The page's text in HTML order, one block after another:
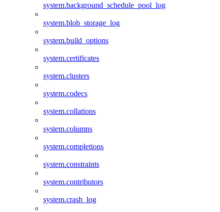
system.background_schedule_pool_log
system.blob_storage_log
system.build_options
system.certificates
system.clusters
system.codecs
system.collations
system.columns
system.completions
system.constraints
system.contributors
system.crash_log